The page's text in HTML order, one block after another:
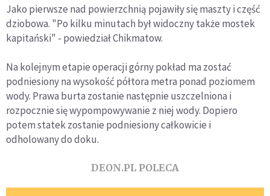
Jako pierwsze nad powierzchnią pojawiły się maszty i część
dziobowa. "Po kilku minutach był widoczny także mostek
kapitański" - powiedział Chikmatow.
Na kolejnym etapie operacji górny pokład ma zostać
podniesiony na wysokość półtora metra ponad poziomem
wody. Prawa burta zostanie następnie uszczelniona i
rozpocznie się wypompowywanie z niej wody. Dopiero
potem statek zostanie podniesiony całkowicie i
odholowany do doku.
DEON.PL POLECA